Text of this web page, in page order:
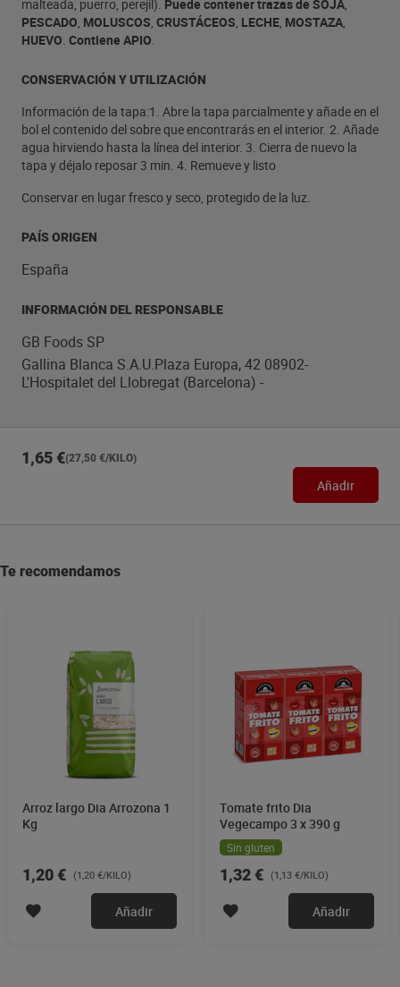
malteada, puerro, perejil). Puede contener trazas de SOJA,
PESCADO, MOLUSCOS, CRUSTÁCEOS, LECHE, MOSTAZA,
HUEVO. Contiene APIO.
CONSERVACIÓN Y UTILIZACIÓN
Información de la tapa:1. Abre la tapa parcialmente y añade en el
bol el contenido del sobre que encontrarás en el interior. 2. Añade
agua hirviendo hasta la línea del interior. 3. Cierra de nuevo la
tapa y déjalo reposar 3 min. 4. Remueve y listo
Conservar en lugar fresco y seco, protegido de la luz.
PAÍS ORIGEN
España
INFORMACIÓN DEL RESPONSABLE
GB Foods SP
Gallina Blanca S.A.U.Plaza Europa, 42 08902-
L'Hospitalet del Llobregat (Barcelona) -
1,65 €(27,50 €/KILO)
Añadir
Te recomendamos
Arroz largo Dia Arrozona 1
Kg
1,20 € (1,20 €/KILO)
Añadir
Tomate frito Dia
Vegecampo 3 x 390 g
Sin gluten
1,32 € (1,13 €/KILO)
Añadir